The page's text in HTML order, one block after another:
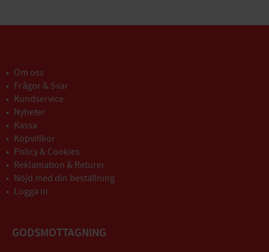
Om oss
Frågor & Svar
Kundservice
Nyheter
Kassa
Köpvillkor
Policy & Cookies
Reklamation & Returer
Nöjd med din beställning
Logga in
GODSMOTTAGNING